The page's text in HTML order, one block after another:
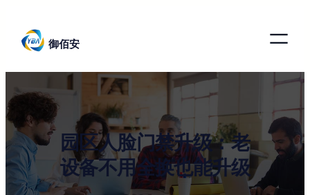
御佰安
园区人脸门禁升级：老
设备不用全换也能升级